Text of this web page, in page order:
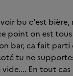
bu c'est
point on est
bar, ca fait
tu ne
vide.... En tout